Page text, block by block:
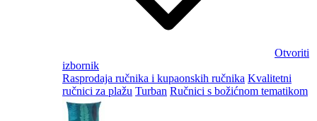
Otvoriti
izbornik
Rasprodaja ručnika i kupaonskih ručnika Kvalitetni
ručnici za plažu Turban Ručnici s božićnom tematikom